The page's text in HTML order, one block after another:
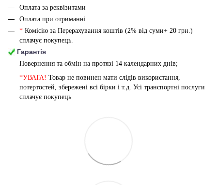
Оплата за реквізитами
Оплата при отриманні
* Комісію за Перерахування коштів (2% від суми+ 20 грн.)
сплачує покупець.
Гарантія
Повернення та обмін на протязі 14 календарних днів;
*УВАГА! Товар не повинен мати слідів використання,
потертостей, збережені всі бірки і т.д. Усі транспортні послуги
сплачує покупець